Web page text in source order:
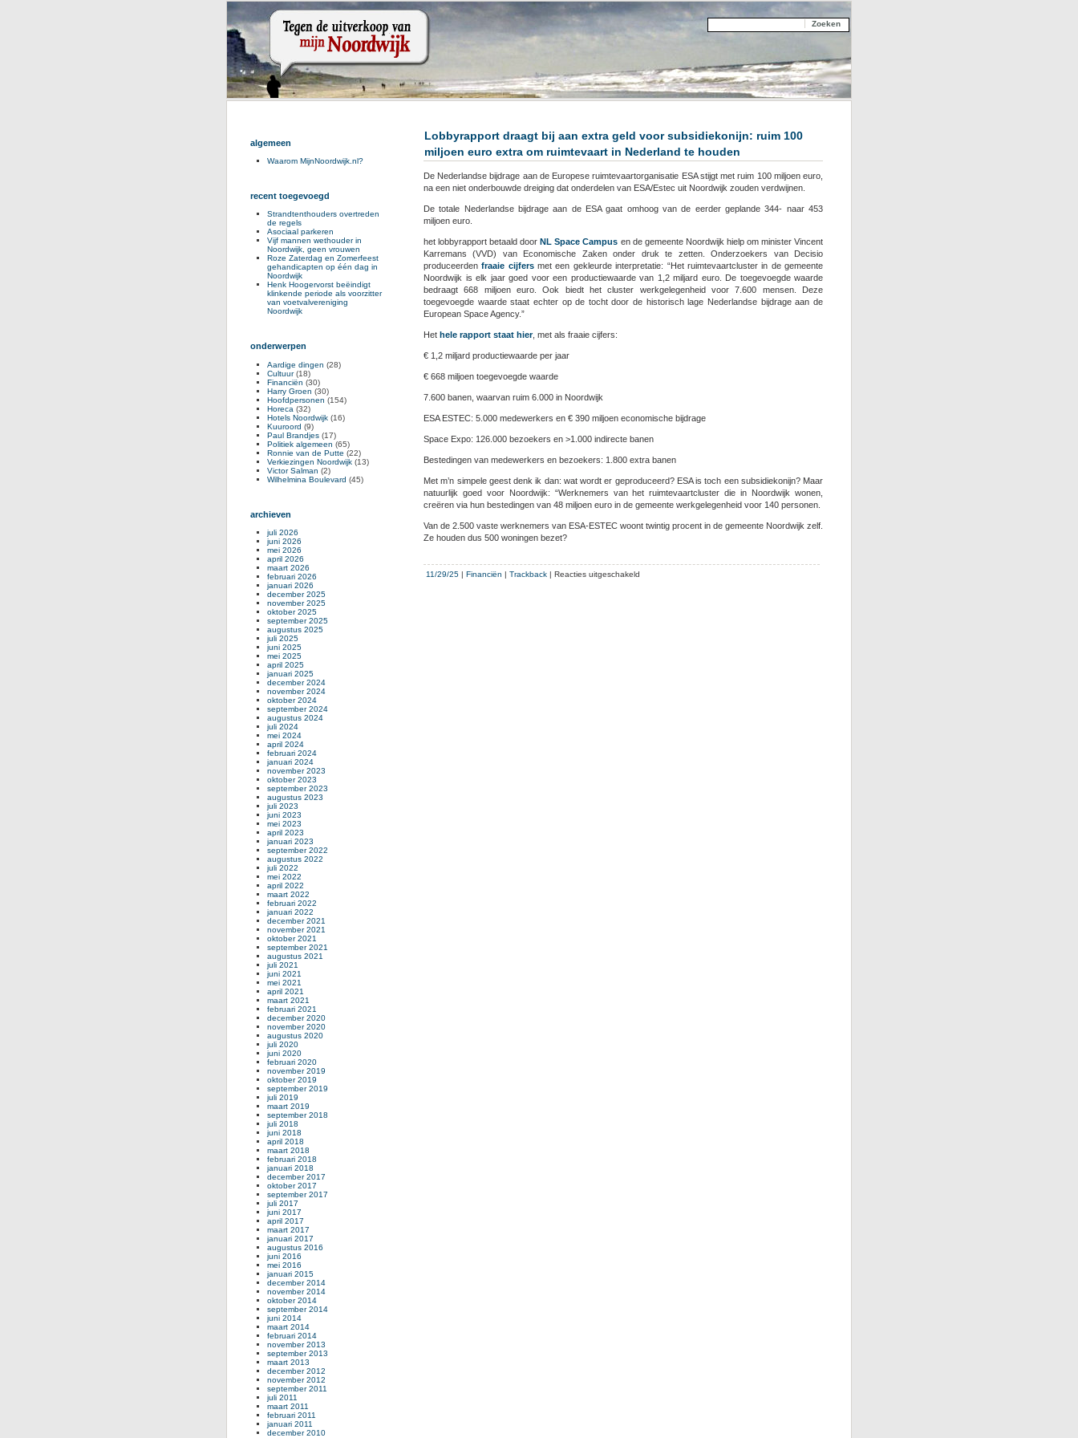
Lobbyrapport draagt bij aan extra geld voor subsidiekonijn: ruim 100
miljoen euro extra om ruimtevaart in Nederland te houden
De Nederlandse bijdrage aan de Europese ruimtevaartorganisatie ESA stijgt met ruim 100 miljoen euro,
na een niet onderbouwde dreiging dat onderdelen van ESA/Estec uit Noordwijk zouden verdwijnen.
De totale Nederlandse bijdrage aan de ESA gaat omhoog van de eerder geplande 344- naar 453
miljoen euro.
het lobbyrapport betaald door NL Space Campus en de gemeente Noordwijk hielp om minister Vincent
Karremans (VVD) van Economische Zaken onder druk te zetten. Onderzoekers van Decisio
produceerdenfraaie cijfersmet een gekleurde interpretatie: “Het ruimtevaartcluster in de gemeente
Noordwijk is elk jaar goed voor een productiewaarde van 1,2 miljard euro. De toegevoegde waarde
bedraagt 668 miljoen euro. Ook biedt het cluster werkgelegenheid voor 7.600 mensen. Deze
toegevoegde waarde staat echter op de tocht door de historisch lage Nederlandse bijdrage aan de
European Space Agency.”
Het hele rapport staat hier, met als fraaie cijfers:
€ 1,2 miljard productiewaarde per jaar
€ 668 miljoen toegevoegde waarde
7.600 banen, waarvan ruim 6.000 in Noordwijk
ESA ESTEC: 5.000 medewerkers en € 390 miljoen economische bijdrage
Space Expo: 126.000 bezoekers en >1.000 indirecte banen
Bestedingen van medewerkers en bezoekers: 1.800 extra banen
Met m’n simpele geest denk ik dan: wat wordt er geproduceerd? ESA is toch een subsidiekonijn? Maar
natuurlijk goed voor Noordwijk: “Werknemers van het ruimtevaartcluster die in Noordwijk wonen,
creëren via hun bestedingen van 48 miljoen euro in de gemeente werkgelegenheid voor 140 personen.
Van de 2.500 vaste werknemers van ESA-ESTEC woont twintig procent in de gemeente Noordwijk zelf.
Ze houden dus 500 woningen bezet?
11/29/25 | Financiën | Trackback | Reacties uitgeschakeld
algemeen
Waarom MijnNoordwijk.nl?
recent toegevoegd
Strandtenthouders overtreden
de regels
Asociaal parkeren
Vijf mannen wethouder in
Noordwijk, geen vrouwen
Roze Zaterdag en Zomerfeest
gehandicapten op één dag in
Noordwijk
Henk Hoogervorst beëindigt
klinkende periode als voorzitter
van voetvalvereniging
Noordwijk
onderwerpen
Aardige dingen (28)
Cultuur(18)
Financiën (30)
Harry Groen (30)
Hoofdpersonen (154)
Horeca (32)
Hotels Noordwijk (16)
Kuuroord (9)
Paul Brandjes (17)
Politiek algemeen (65)
Ronnie van de Putte (22)
Verkiezingen Noordwijk (13)
Victor Salman (2)
Wilhelmina Boulevard (45)
archieven
juli 2026
juni 2026
mei 2026
april 2026
maart 2026
februari 2026
januari 2026
december 2025
november 2025
oktober 2025
september 2025
augustus 2025
juli 2025
juni 2025
mei 2025
april 2025
januari 2025
december 2024
november 2024
oktober 2024
september 2024
augustus 2024
juli 2024
mei 2024
april 2024
februari 2024
januari 2024
november 2023
oktober 2023
september 2023
augustus 2023
juli 2023
juni 2023
mei 2023
april 2023
januari 2023
september 2022
augustus 2022
juli 2022
mei 2022
april 2022
maart 2022
februari 2022
januari 2022
december 2021
november 2021
oktober 2021
september 2021
augustus 2021
juli 2021
juni 2021
mei 2021
april 2021
maart 2021
februari 2021
december 2020
november 2020
augustus 2020
juli 2020
juni 2020
februari 2020
november 2019
oktober 2019
september 2019
juli 2019
maart 2019
september 2018
juli 2018
juni 2018
april 2018
maart 2018
februari 2018
januari 2018
december 2017
oktober 2017
september 2017
juli 2017
juni 2017
april 2017
maart 2017
januari 2017
augustus 2016
juni 2016
mei 2016
januari 2015
december 2014
november 2014
oktober 2014
september 2014
juni 2014
maart 2014
februari 2014
november 2013
september 2013
maart 2013
december 2012
november 2012
september 2011
juli 2011
maart 2011
februari 2011
januari 2011
december 2010